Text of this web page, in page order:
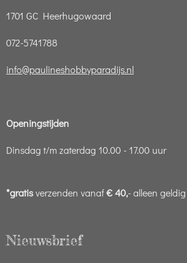
1701 GC Heerhugowaard
072-5741788
info@paulineshobbyparadijs.nl
Openingstijden
Dinsdag t/m zaterdag 10.00 - 17.00 uur
*gratisverzenden vanaf€ 40,- alleen
Nieuwsbrief